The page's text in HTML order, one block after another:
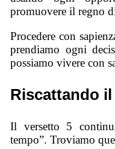
promuovere il regno
Procedere con
prendiamo ogni
possiamo vivere con
Riscattando
Il versetto 5
tempo”. Troviamo